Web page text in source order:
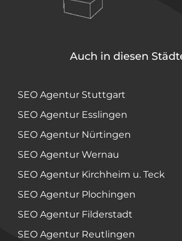
Auch in diesen
SEO Agentur Stuttgart
SEO Agentur Esslingen
SEO Agentur Nürtingen
SEO Agentur Wernau
SEO Agentur Kirchheim u. Teck
SEO Agentur Plochingen
SEO Agentur Filderstadt
SEO Agentur Reutlingen